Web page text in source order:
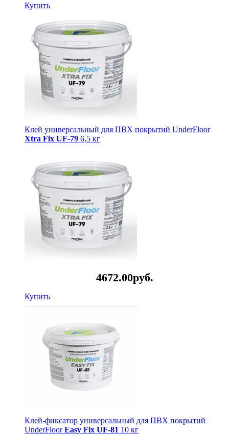
Купить
Клей универсальный для ПВХ покрытий UnderFloor
Xtra Fix UF-79 6,5 кг
4672.00руб.
Купить
Клей-фиксатор универсальный для ПВХ покрытий
UnderFloorEasy Fix UF-81 10 кг